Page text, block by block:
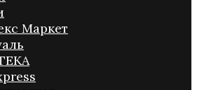
Маркет